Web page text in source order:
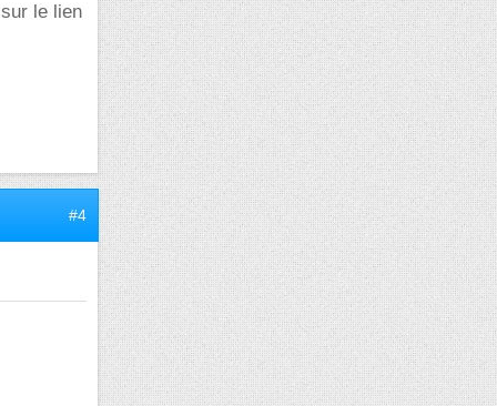
le lien
#4